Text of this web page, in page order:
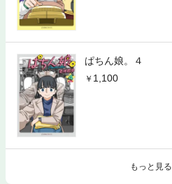
ぱちん娘。４
1,100
もっと見る